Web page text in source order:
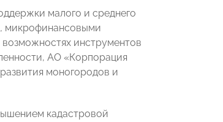
малого и среднего
микрофинансовыми
инструментов
АО «Корпорация
моногородов и
кадастровой